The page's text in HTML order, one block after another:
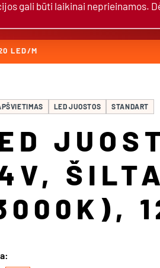
gali būti laikinai neprieinamos.
LED/M
LED JUOSTOS STANDART